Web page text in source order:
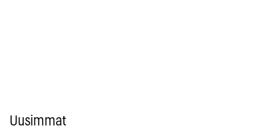
Uusimmat